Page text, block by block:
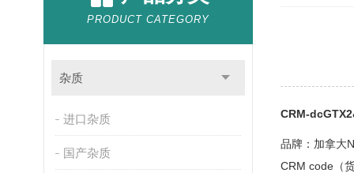
PRODUCT CATEGORY
杂质
进口杂质
国产杂质
CRM-
品牌：加拿大
CRM code（